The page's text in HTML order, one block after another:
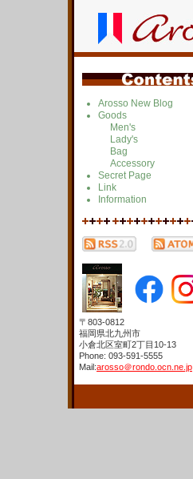
Arosso New Blog
Goods
Men's
Lady's
Bag
Accessory
Secret Page
Link
Information
〒803-0812
福岡県北九州市
小倉北区室町2丁目10-13
Phone: 093-591-5555
Mail:arosso＠rondo.ocn.ne.jp